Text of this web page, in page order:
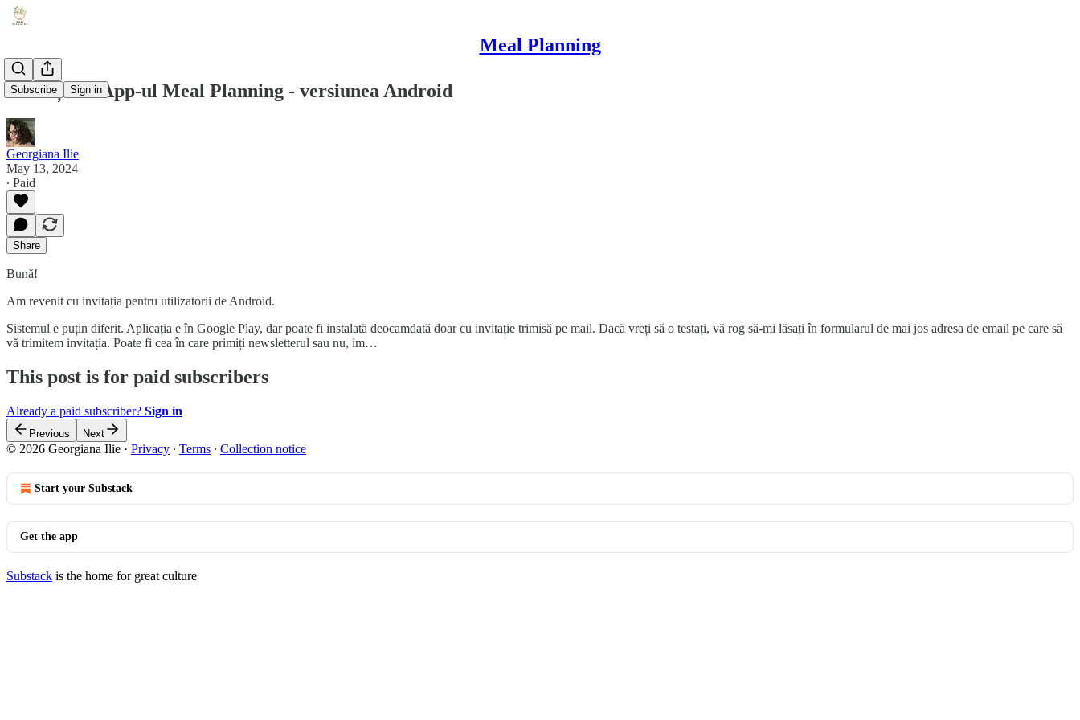
Meal Planning
Subscribe Sign in
Invitație la App-ul Meal Planning - versiunea Android
Georgiana Ilie
May 13, 2024
∙ Paid
Share
Bună!
Am revenit cu invitația pentru utilizatorii de Android.
Sistemul e puțin diferit. Aplicația e în Google Play, dar poate fi instalată deocamdată doar cu invitație trimisă pe mail. Dacă vreți să o testați, vă rog să-mi lăsați în formularul de mai jos adresa de email pe care să
vă trimitem invitația. Poate fi cea în care primiți newsletterul sau nu, im…
This post is for paid subscribers
Already a paid subscriber? Sign in
Previous Next
© 2026 Georgiana Ilie · Privacy ∙ Terms ∙ Collection notice
Start your Substack
Get the app
Substack is the home for great culture